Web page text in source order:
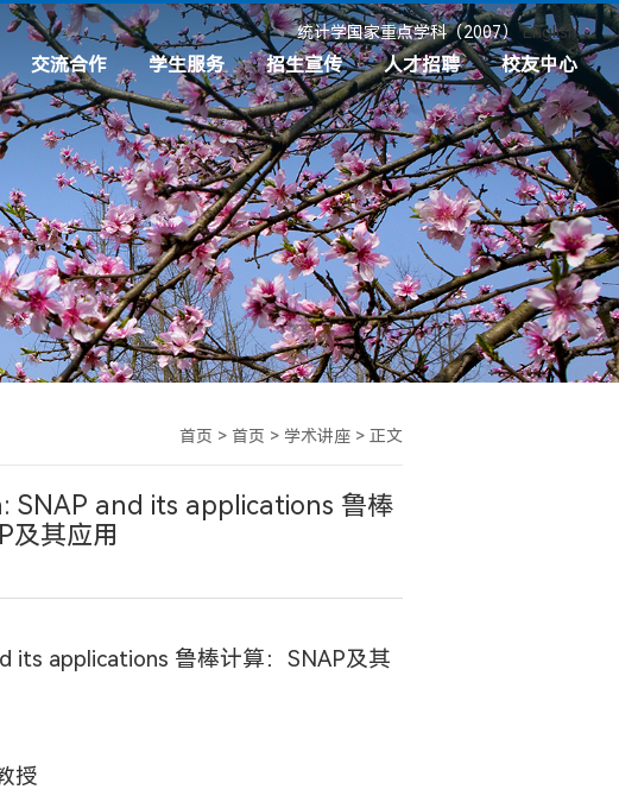
统计学国家重点学科（2007）English
交流合作
交流项目
常用链接
学生服务
共青团
学生奖助
心理成长服务
职业发展与就业服务
制度文件
招生宣传
本科招生
硕士招生
博士招生
新生入学须知
人才招聘
招聘信息
校友中心
校友分会
校友工作
校友基金
校友捐赠
首页 > 首页 > 学术讲座 > 正文
SNAP and its applications 鲁棒
及其应用
its applications 鲁棒计算：SNAP及其
授